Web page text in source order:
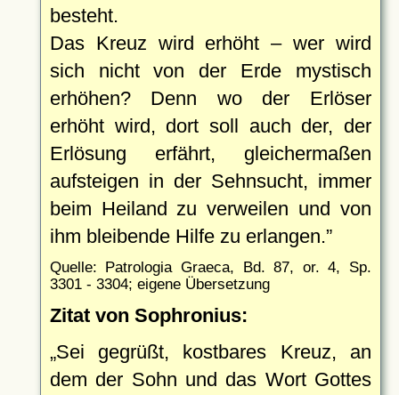
besteht.
Das Kreuz wird erhöht – wer wird
sich nicht von der Erde mystisch
erhöhen? Denn wo der Erlöser
erhöht wird, dort soll auch der, der
Erlösung erfährt, gleichermaßen
aufsteigen in der Sehnsucht, immer
beim Heiland zu verweilen und von
ihm bleibende Hilfe zu erlangen.
Quelle: Patrologia Graeca, Bd. 87, or. 4, Sp.
3301 - 3304; eigene Übersetzung
Zitat von Sophronius:
Sei gegrüßt, kostbares Kreuz, an
dem der Sohn und das Wort Gottes